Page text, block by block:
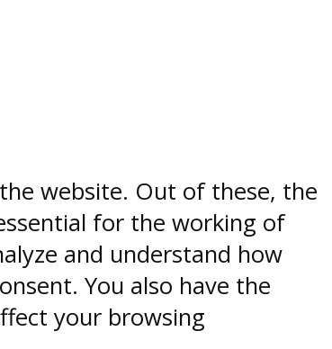
website. Out of these, the
for the working of
and understand how
You also have the
your browsing